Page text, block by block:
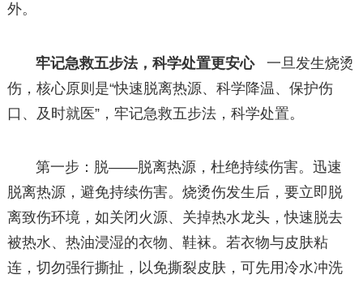
外。
牢记急救五步法，科学处置更安心一旦发生烧烫
伤，核心原则是“快速脱离热源、科学降温、保护伤
口、及时就医”，牢记急救五步法，科学处置。
第一步：脱——脱离热源，杜绝持续伤害。迅速
脱离热源，避免持续伤害。烧烫伤发生后，要立即脱
离致伤环境，如关闭火源、关掉热水龙头，快速脱去
被热水、热油浸湿的衣物、鞋袜。若衣物与皮肤粘
连，切勿强行撕扯，以免撕裂皮肤，可先用冷水冲洗